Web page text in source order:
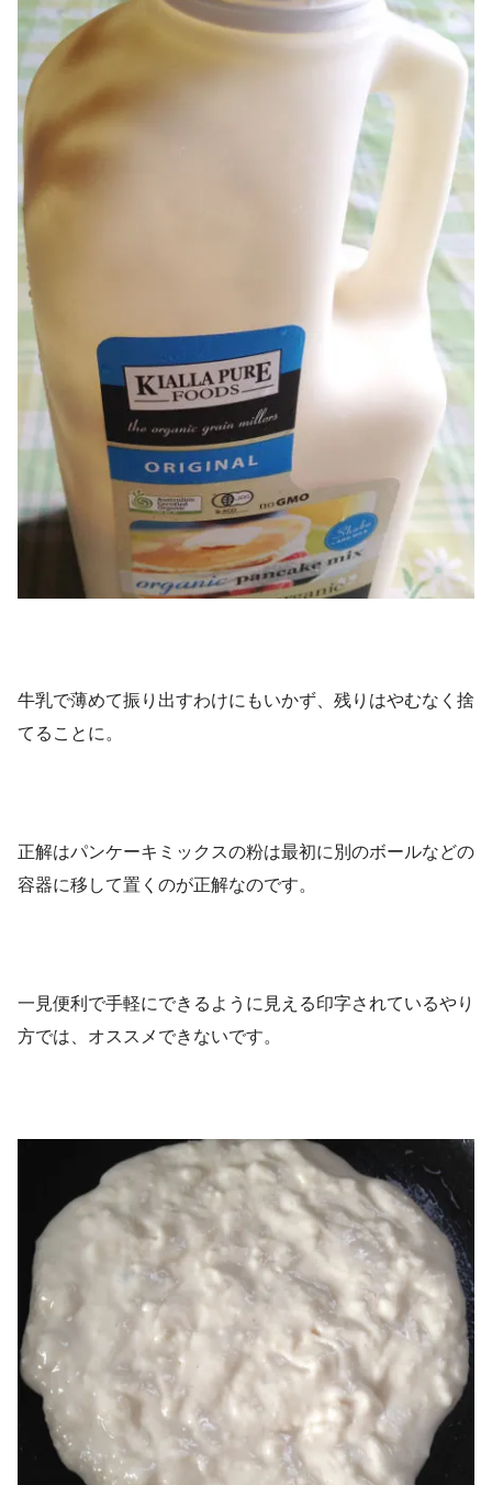
牛乳で薄めて振り出すわけにもいかず、残りはやむなく捨
てることに。
正解はパンケーキミックスの粉は最初に別のボールなどの
容器に移して置くのが正解なのです。
一見便利で手軽にできるように見える印字されているやり
方では、オススメできないです。